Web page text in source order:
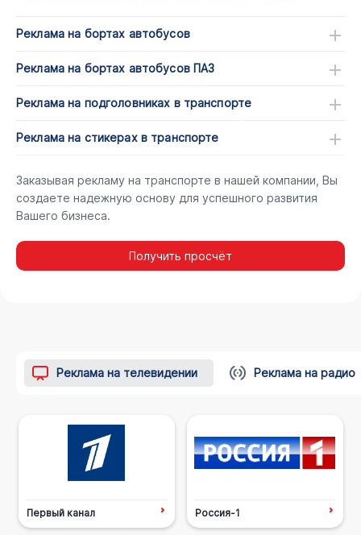
Реклама на бортах автобусов
Реклама на бортах автобусов ПАЗ
Реклама на подголовниках в транспорте
Реклама на стикерах в транспорте
Заказывая рекламу на транспорте в нашей компании, Вы
создаете надежную основу для успешного развития
Вашего бизнеса.
Получить просчёт
Реклама на телевидении Реклама на радио
Первый канал Россия-1